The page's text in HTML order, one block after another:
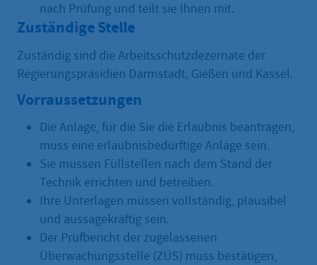
nach Prüfung und teilt sie Ihnen mit.
Zuständige Stelle
Zuständig sind die Arbeitsschutzdezernate der
Regierungspräsidien Darmstadt, Gießen und Kassel.
Vorraussetzungen
Die Anlage, für die Sie die Erlaubnis beantragen,
muss eine erlaubnisbedürftige Anlage sein.
Sie müssen Füllstellen nach dem Stand der
Technik errichten und betreiben.
Ihre Unterlagen müssen vollständig, plausibel
und aussagekräftig sein.
Der Prüfbericht der zugelassenen
Überwachungsstelle (ZÜS) muss bestätigen,